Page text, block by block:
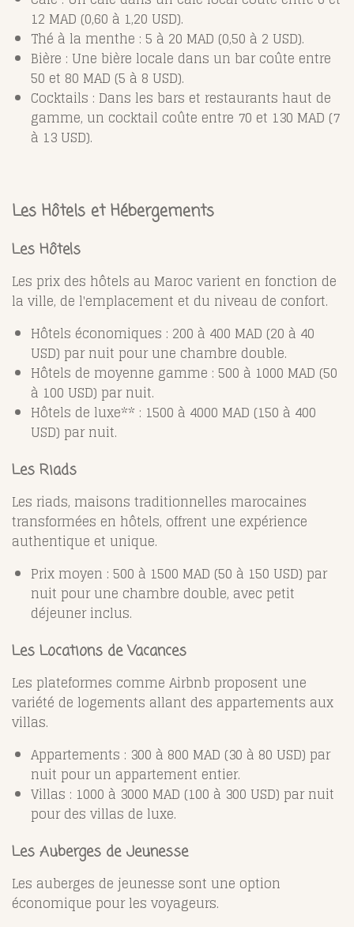
12 MAD (0,60 à 1,20 USD).
Thé à la menthe : 5 à 20 MAD (0,50 à 2 USD).
Bière : Une bière locale dans un bar coûte entre
50 et 80 MAD (5 à 8 USD).
Cocktails : Dans les bars et restaurants haut de
gamme, un cocktail coûte entre 70 et 130 MAD (7
à 13 USD).
Les Hôtels et Hébergements
Les Hôtels
Les prix des hôtels au Maroc varient en fonction de
la ville, de l'emplacement et du niveau de confort.
Hôtels économiques : 200 à 400 MAD (20 à 40
USD) par nuit pour une chambre double.
Hôtels de moyenne gamme : 500 à 1000 MAD (50
à 100 USD) par nuit.
Hôtels de luxe** : 1500 à 4000 MAD (150 à 400
USD) par nuit.
Les Riads
Les riads, maisons traditionnelles marocaines
transformées en hôtels, offrent une expérience
authentique et unique.
Prix moyen : 500 à 1500 MAD (50 à 150 USD) par
nuit pour une chambre double, avec petit
déjeuner inclus.
Les Locations de Vacances
Les plateformes comme Airbnb proposent une
variété de logements allant des appartements aux
villas.
Appartements : 300 à 800 MAD (30 à 80 USD) par
nuit pour un appartement entier.
Villas : 1000 à 3000 MAD (100 à 300 USD) par nuit
pour des villas de luxe.
Les Auberges de Jeunesse
Les auberges de jeunesse sont une option
économique pour les voyageurs.